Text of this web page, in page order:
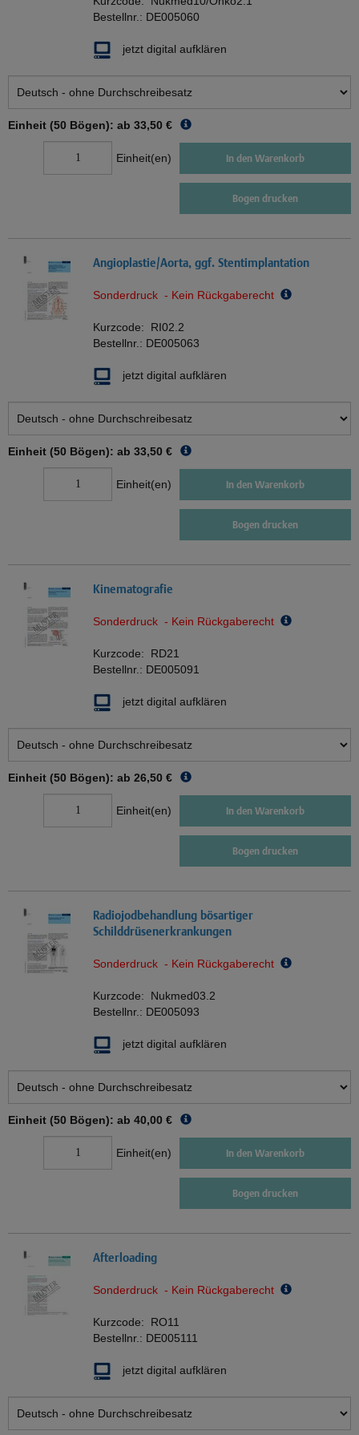
Bestellnr.: DE005060
jetzt digital aufklären
Einheit (50 Bögen): ab 33,50 €
Einheit(en) In den Warenkorb
Bogen drucken
Angioplastie/Aorta, ggf. Stentimplantation
Sonderdruck - Kein Rückgaberecht
Kurzcode: RI02.2
Bestellnr.: DE005063
jetzt digital aufklären
Einheit (50 Bögen): ab 33,50 €
Einheit(en) In den Warenkorb
Bogen drucken
Kinematografie
Sonderdruck - Kein Rückgaberecht
Kurzcode: RD21
Bestellnr.: DE005091
jetzt digital aufklären
Einheit (50 Bögen): ab 26,50 €
Einheit(en) In den Warenkorb
Bogen drucken
Radiojodbehandlung bösartiger
Schilddrüsenerkrankungen
Sonderdruck - Kein Rückgaberecht
Kurzcode: Nukmed03.2
Bestellnr.: DE005093
jetzt digital aufklären
Einheit (50 Bögen): ab 40,00 €
Einheit(en) In den Warenkorb
Bogen drucken
Afterloading
Sonderdruck - Kein Rückgaberecht
Kurzcode: RO11
Bestellnr.: DE005111
jetzt digital aufklären